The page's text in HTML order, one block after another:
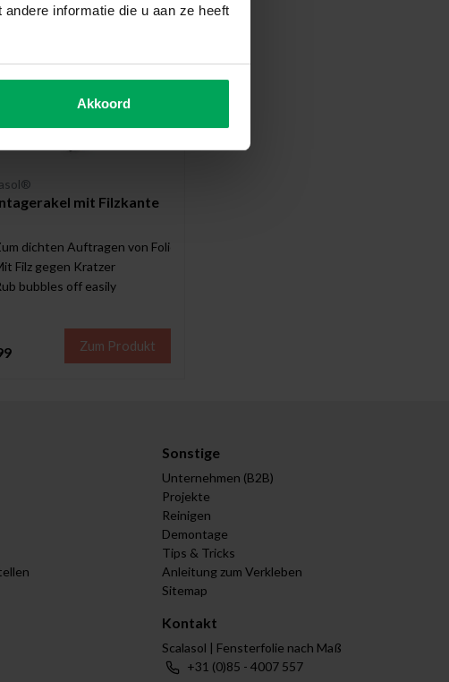
informatie die u aan ze heeft
Akkoord
mit Filzkante
dichten Auftragen von Folie
Filz gegen Kratzer
bubbles off easily
Zum Produkt
Sonstige
Unternehmen (B2B)
Projekte
Reinigen
Demontage
Tips & Tricks
Anleitung zum Verkleben
Sitemap
Kontakt
Scalasol | Fensterfolie nach Maß
+31 (0)85 - 4007 557